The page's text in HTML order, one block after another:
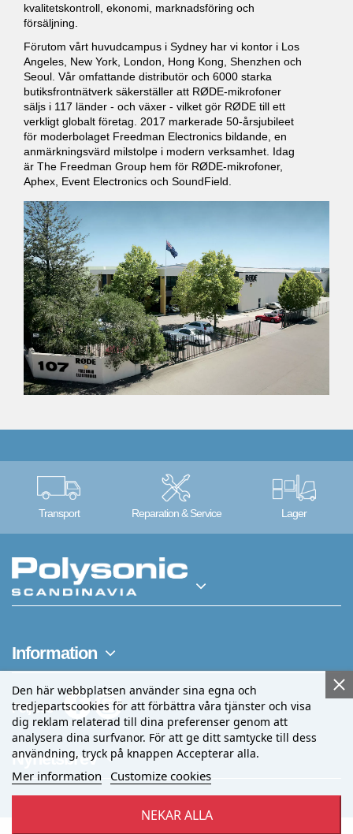
kvalitetskontroll, ekonomi, marknadsföring och
försäljning.
Förutom vårt huvudcampus i Sydney har vi kontor i Los
Angeles, New York, London, Hong Kong, Shenzhen och
Seoul. Vår omfattande distributör och 6000 starka
butiksfrontnätverk säkerställer att RØDE-mikrofoner
säljs i 117 länder - och växer - vilket gör RØDE till ett
verkligt globalt företag. 2017 markerade 50-årsjubileet
för moderbolaget Freedman Electronics bildande, en
anmärkningsvärd milstolpe i modern verksamhet. Idag
är The Freedman Group hem för RØDE-mikrofoner,
Aphex, Event Electronics och SoundField.
Transport Reparation & Service Lager
Information
Den här webbplatsen använder sina egna och
tredjepartscookies för att förbättra våra tjänster och visa
dig reklam relaterad till dina preferenser genom att
analysera dina surfvanor. För att ge ditt samtycke till dess
användning, tryck på knappen Accepterar alla.
Mer information Customize cookies
NEKAR ALLA
Följ oss
Nyhetsbrev